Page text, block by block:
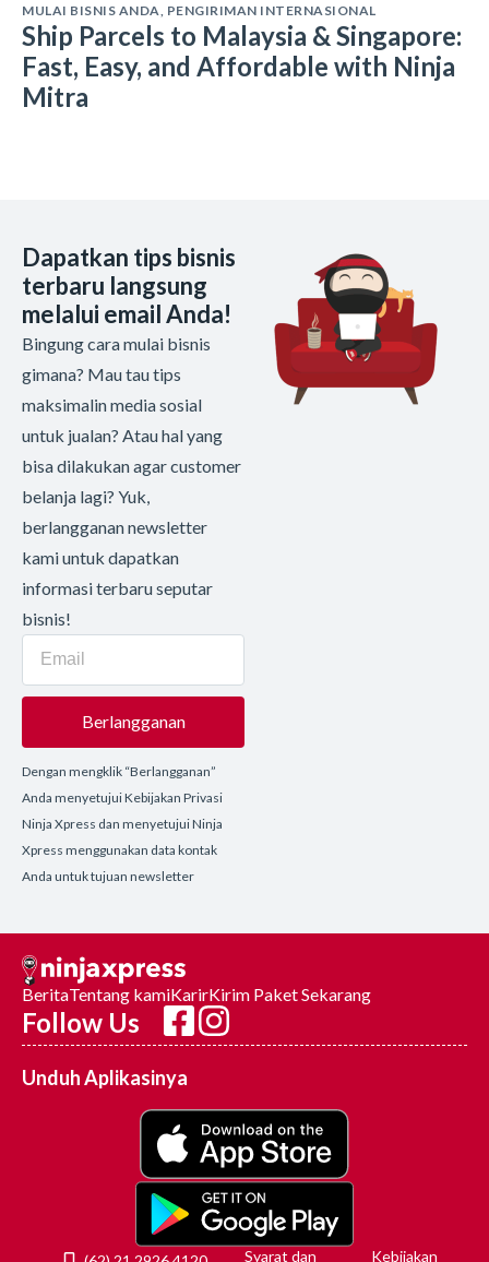
MULAI BISNIS ANDA PENGIRIMAN INTERNASIONAL
Ship Parcels to Malaysia & Singapore:
Fast, Easy, and Affordable with Ninja
Mitra
Dapatkan tips bisnis
terbaru langsung
melalui email Anda!
Bingung cara mulai bisnis
gimana? Mau tau tips
maksimalin media sosial
untuk jualan? Atau hal yang
bisa dilakukan agar customer
belanja lagi? Yuk,
berlangganan newsletter
kami untuk dapatkan
informasi terbaru seputar
bisnis!
Berlangganan
Dengan mengklik “Berlangganan”
Anda menyetujui Kebijakan Privasi
Ninja Xpress dan menyetujui Ninja
Xpress menggunakan data kontak
Anda untuk tujuan newsletter
BeritaTentang kamiKarirKirim Paket Sekarang
Follow Us
Unduh Aplikasinya
Syarat dan
Kebijakan